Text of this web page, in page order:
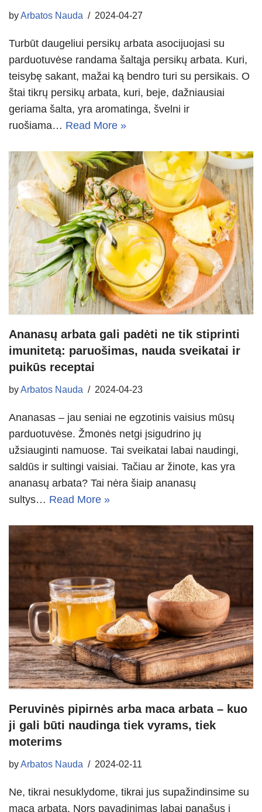
byArbatos Nauda 2024-04-27
Turbūt daugeliui persikų arbata asocijuojasi su
parduotuvėse randama šaltąja persikų arbata. Kuri,
teisybę sakant, mažai ką bendro turi su persikais. O
štai tikrų persikų arbata, kuri, beje, dažniausiai
geriama šalta, yra aromatinga, švelni ir
ruošiama… Read More »
Ananasų arbata gali padėti ne tik stiprinti
imunitetą: paruošimas, nauda sveikatai ir
puikūs receptai
byArbatos Nauda 2024-04-23
Ananasas – jau seniai ne egzotinis vaisius mūsų
parduotuvėse. Žmonės netgi įsigudrino jų
užsiauginti namuose. Tai sveikatai labai naudingi,
saldūs ir sultingi vaisiai. Tačiau ar žinote, kas yra
ananasų arbata? Tai nėra šiaip ananasų
sultys… Read More »
Peruvinės pipirnės arba maca arbata – kuo
ji gali būti naudinga tiek vyrams, tiek
moterims
byArbatos Nauda 2024-02-11
Ne, tikrai nesuklydome, tikrai jus supažindinsime su
maca arbata. Nors pavadinimas labai panašus į